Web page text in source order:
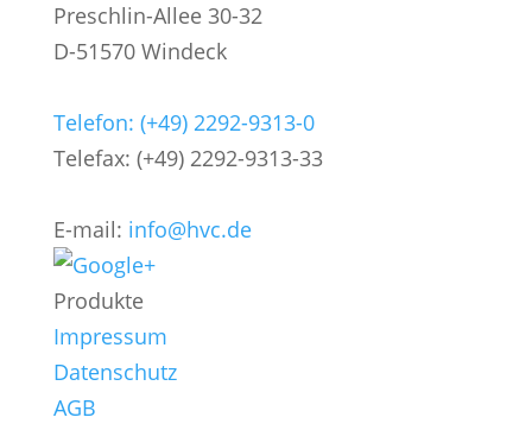
Preschlin-Allee 30-32
D-51570 Windeck
Telefon: (+49) 2292-9313-0
Telefax: (+49) 2292-9313-33
E-mail: info@hvc.de
Produkte
Impressum
Datenschutz
AGB